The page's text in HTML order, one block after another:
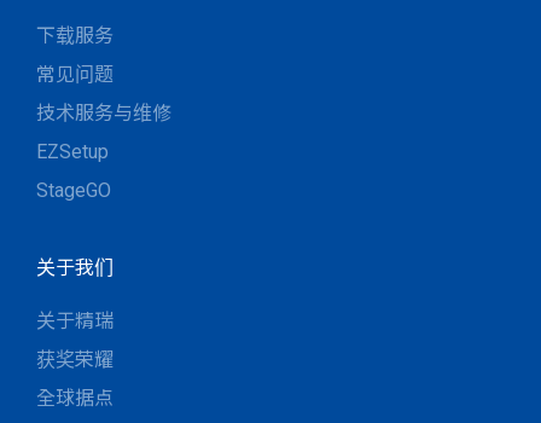
下载服务
常见问题
技术服务与维修
EZSetup
StageGO
关于我们
关于精瑞
获奖荣耀
全球据点